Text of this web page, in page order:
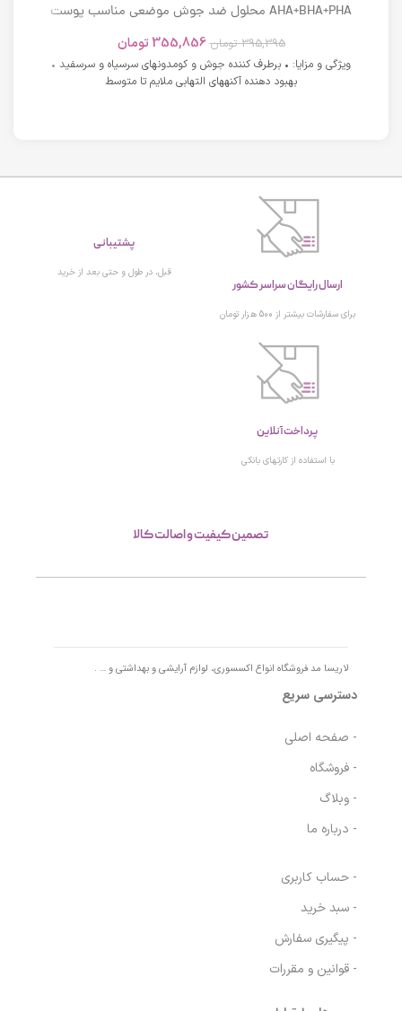
AHA+BHA+PHA محلول ضد جوش موضعی مناسب پوست
395,395 تومان 355,856 تومان
ویژگی و مزایا: • برطرف کننده جوش و کومدونهای سرسیاه و سرسفید •
بهبود دهنده آکنههای التهابی ملایم تا متوسط
ارسال رایگان سراسر کشور
برای سفارشات بیشتر از 500 هزار تومان
پشتیبانی
پرداخت آنلاین
با استفاده از کارتهای بانکی
تصمین کیفیت و اصالت کالا
دسترسی سریع
- صفحه اصلی
- فروشگاه
- وبلاگ
- درباره ما